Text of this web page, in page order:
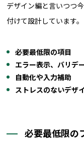
デザイン編と言いつつ
付けて設計しています。
必要最低限の項目
エラー表示、バリデ
自動化や入力補助
ストレスのないデザ
必要最低限の